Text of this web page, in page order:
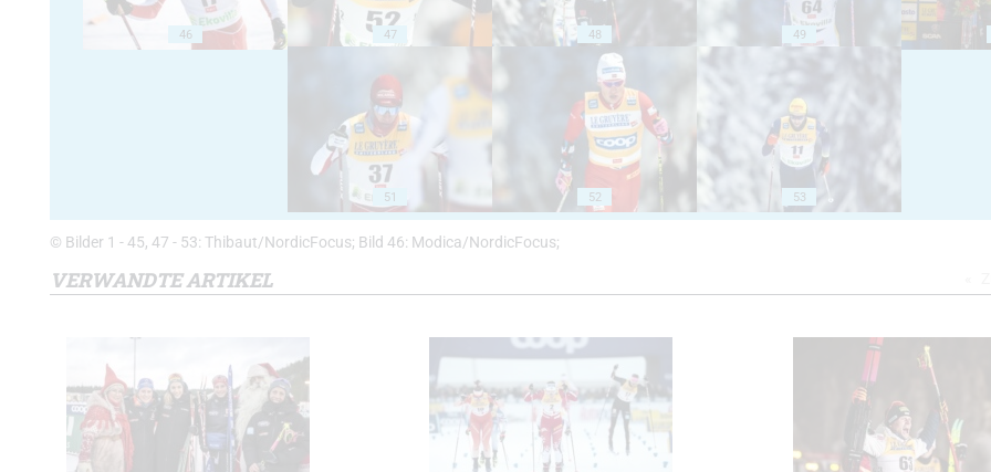
46 47 48 49
51 52 53
© Bilder 1 - 45, 47 - 53: Thibaut/NordicFocus; Bild 46: Modica/NordicFocus;
VERWANDTE ARTIKEL